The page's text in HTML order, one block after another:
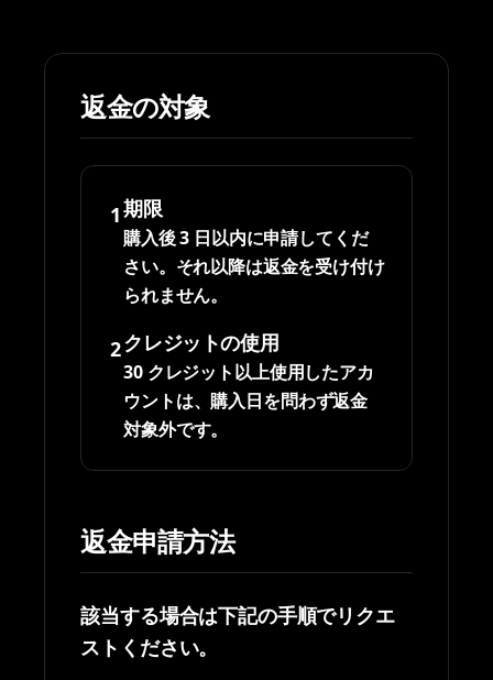
返金の対象
1期限
購入後 3 日以内に申請してくだ
さい。それ以降は返金を受け付け
られません。
2クレジットの使用
30 クレジット以上使用したアカ
ウントは、購入日を問わず返金
対象外です。
返金申請方法
該当する場合は下記の手順でリクエ
ストください。